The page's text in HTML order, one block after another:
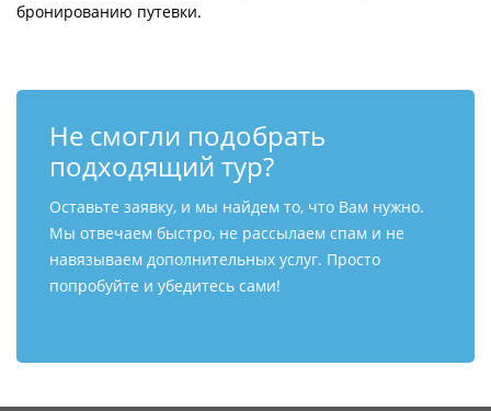
бронированию путевки.
Не смогли подобрать
подходящий тур?
Оставьте заявку, и мы найдем то, что Вам нужно.
Мы отвечаем быстро, не рассылаем спам и не
навязываем дополнительных услуг. Просто
попробуйте и убедитесь сами!